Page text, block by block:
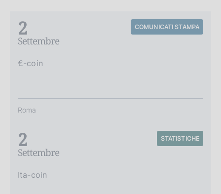
2
Settembre
COMUNICATI STAMPA
€-coin
Roma
2
Settembre
STATISTICHE
Ita-coin